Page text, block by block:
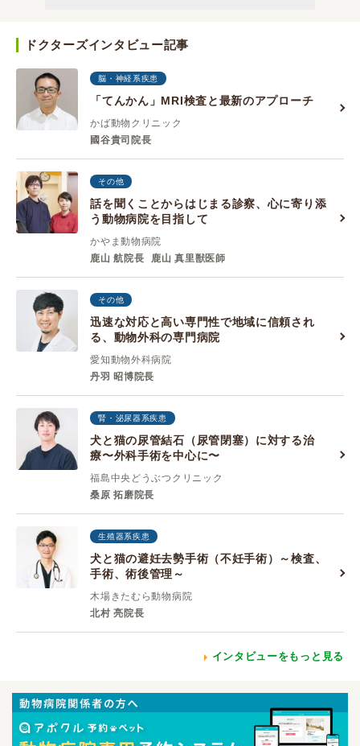
ドクターズインタビュー記事
脳・神経系疾患
「てんかん」MRI検査と最新のアプローチ
かば動物クリニック
國谷貴司院長
その他
話を聞くことからはじまる診察、心に寄り添
う動物病院を目指して
かやま動物病院
鹿山 航院長
鹿山 真里獣医師
その他
迅速な対応と高い専門性で地域に信頼され
る、動物外科の専門病院
愛知動物外科病院
丹羽 昭博院長
腎・泌尿器系疾患
犬と猫の尿管結石（尿管閉塞）に対する治
療〜外科手術を中心に〜
福島中央どうぶつクリニック
桑原 拓磨院長
生殖器系疾患
犬と猫の避妊去勢手術（不妊手術）～検査、
手術、術後管理～
木場きたむら動物病院
北村 亮院長
インタビューをもっと見る